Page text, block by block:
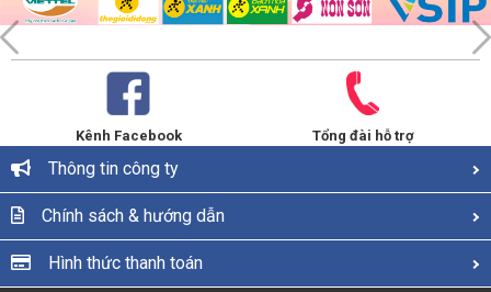
Kênh Facebook Tổng đài hỗ trợ
Thông tin công ty
Chính sách & hướng dẫn
Hình thức thanh toán